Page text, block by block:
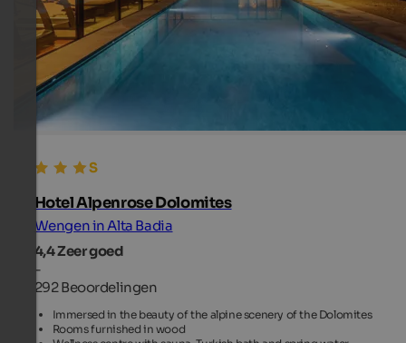
Hotel Alpenrose Dolomites
Wengen in Alta Badia
4,4Zeer goed
-
292 Beoordelingen
Immersed in the beauty of the alpine scenery of the Dolomites
Rooms furnished in wood